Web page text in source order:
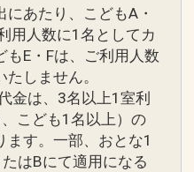
にあたり、こどもA・
用人数に1名としてカ
もE・Fは、ご利用人数
しません。
金は、3名以上1室利
こども1名以上）の
ます。一部、おとな1
はBにて適用になる